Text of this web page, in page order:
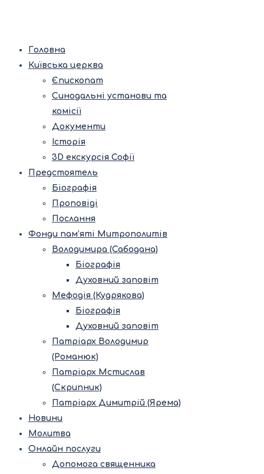
Головна
Київська церква
Єпископат
Синодальні установи та
комісії
Документи
Історія
3D екскурсія Софії
Предстоятель
Біографія
Проповіді
Послання
Фонди пам’яті Митрополитів
Володимира (Сабодана)
Біографія
Духовний заповіт
Мефодія (Кудрякова)
Біографія
Духовний заповіт
Патріарх Володимир
(Романюк)
Патріарх Мстислав
(Скрипник)
Патріарх Димитрій (Ярема)
Новини
Молитва
Онлайн послуги
Допомога священника